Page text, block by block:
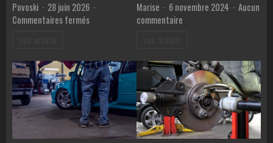
Povoski
28 juin 2026
Commentaires ferméssur
avantages
de
l’auto-
école
en
boîte
automatique
Marise 6 novembre 2024
Aucun
commentaire
marques
de
voitures
de
luxe
à
connaître